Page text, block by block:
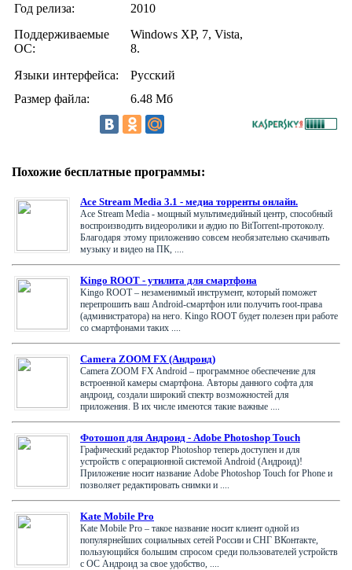
Год релиза:
2010
Поддерживаемые
ОС:
Windows XP, 7, Vista,
8.
Языки интерфейса:
Русский
Размер файла:
6.48 Мб
Похожие бесплатные программы:
Ace Stream Media 3.1 - медиа торренты онлайн.
Ace Stream Media - мощный мультимедийный центр, способный
воспроизводить видеоролики и аудио по BitTorrent-протоколу.
Благодаря этому приложению совсем необязательно скачивать
музыку и видео на ПК, ....
Kingo ROOT - утилита для смартфона
Kingo ROOT – незаменимый инструмент, который поможет
перепрошить ваш Android-смартфон или получить root-права
(администратора) на него. Kingo ROOT будет полезен при работе
со смартфонами таких ....
Camera ZOOM FX (Андроид)
Camera ZOOM FX Android – программное обеспечение для
встроенной камеры смартфона. Авторы данного софта для
андроид, создали широкий спектр возможностей для
приложения. В их числе имеются такие важные ....
Фотошоп для Андроид - Adobe Photoshop Touch
Графический редактор Photoshop теперь доступен и для
устройств с операционной системой Android (Андроид)!
Приложение носит название Adobe Photoshop Touch for Phone и
позволяет редактировать снимки и ....
Kate Mobile Pro
Kate Mobile Pro – такое название носит клиент одной из
популярнейших социальных сетей России и СНГ ВКонтакте,
пользующийся большим спросом среди пользователей устройств
с ОС Андроид за свое удобство, ....